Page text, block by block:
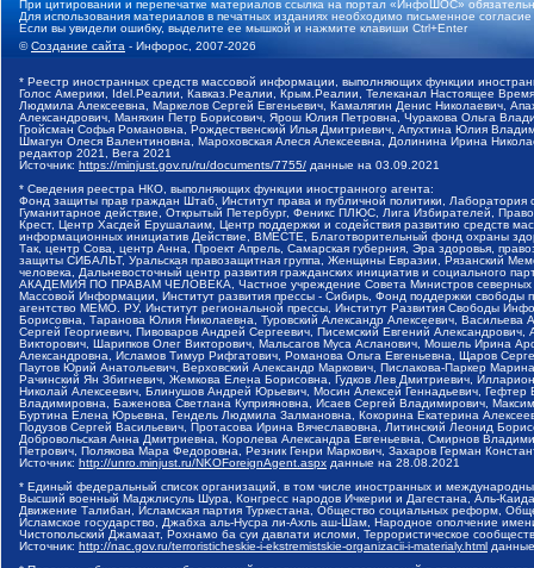
При цитировании и перепечатке материалов ссылка на портал «ИнфоШОС»
Для использования материалов в печатных изданиях необходимо письменное
Если вы увидели ошибку, выделите ее мышкой и нажмите клавиши Ctrl+Enter
©Создание сайта - Инфорос, 2007-2026
* Реестр иностранных средств массовой информации, выполняющих функции
Голос Америки, Idel.Реалии, Кавказ.Реалии, Крым.Реалии, Телеканал Настоящее
Людмила Алексеевна, Маркелов Сергей Евгеньевич, Камалягин Денис Николаевич,
Александрович, Маняхин Петр Борисович, Ярош Юлия Петровна, Чуракова Ольга
Гройсман Софья Романовна, Рождественский Илья Дмитриевич, Апухтина Юлия
Шмагун Олеся Валентиновна, Мароховская Алеся Алексеевна, Долинина Ирина
редактор 2021, Вега 2021
Источник: https://minjust.gov.ru/ru/documents/7755/ данные на 03.09.2021
* Сведения реестра НКО, выполняющих функции иностранного агента:
Фонд защиты прав граждан Штаб, Институт права и публичной политики,
Гуманитарное действие, Открытый Петербург, Феникс ПЛЮС, Лига Избирателей,
Крест, Центр Хасдей Ерушалаим, Центр поддержки и содействия развитию средств
информационных инициатив Действие, ВМЕСТЕ, Благотворительный фонд охраны
Так, центр Сова, центр Анна, Проект Апрель, Самарская губерния, Эра здоровья,
защиты СИБАЛЬТ, Уральская правозащитная группа, Женщины Евразии, Рязанский
человека, Дальневосточный центр развития гражданских инициатив и социального
АКАДЕМИЯ ПО ПРАВАМ ЧЕЛОВЕКА, Частное учреждение Совета Министров северных
Массовой Информации, Институт развития прессы - Сибирь, Фонд поддержки
агентство МЕМО. РУ, Институт региональной прессы, Институт Развития Свободы
Борисовна, Таранова Юлия Николаевна, Туровский Александр Алексеевич,
Сергей Георгиевич, Пивоваров Андрей Сергеевич, Писемский Евгений
Викторович, Шарипков Олег Викторович, Мальсагов Муса Асланович, Мошель Ирина
Александровна, Исламов Тимур Рифгатович, Романова Ольга Евгеньевна, Щаров
Паутов Юрий Анатольевич, Верховский Александр Маркович, Пислакова-Паркер
Рачинский Ян Збигневич, Жемкова Елена Борисовна, Гудков Лев Дмитриевич,
Николай Алексеевич, Блинушов Андрей Юрьевич, Мосин Алексей Геннадьевич,
Владимировна, Баженова Светлана Куприяновна, Исаев Сергей Владимирович,
Буртина Елена Юрьевна, Гендель Людмила Залмановна, Кокорина Екатерина
Подузов Сергей Васильевич, Протасова Ирина Вячеславовна, Литинский Леонид
Добровольская Анна Дмитриевна, Королева Александра Евгеньевна, Смирнов
Петрович, Полякова Мара Федоровна, Резник Генри Маркович, Захаров Герман
Источник: http://unro.minjust.ru/NKOForeignAgent.aspx данные на 28.08.2021
* Единый федеральный список организаций, в том числе иностранных и
Высший военный Маджлисуль Шура, Конгресс народов Ичкерии и Дагестана, Аль-
Движение Талибан, Исламская партия Туркестана, Общество социальных реформ,
Исламское государство, Джабха аль-Нусра ли-Ахль аш-Шам, Народное ополчение
Чистопольский Джамаат, Рохнамо ба суи давлати исломи, Террористическое
Источник: http://nac.gov.ru/terroristicheskie-i-ekstremistskie-organizacii-i-materialy.html